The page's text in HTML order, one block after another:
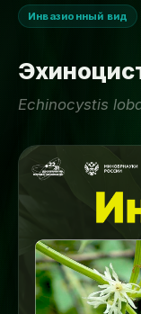
Инвазионный вид
Echinocystis